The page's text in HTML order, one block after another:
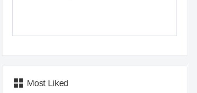
Most Liked